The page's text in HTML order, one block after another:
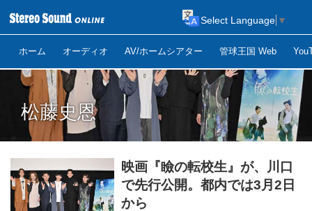
ホーム オーディオ AV/ホームシアター 管球王国 Web
Select Language ▼
松藤史恩
映画『瞼の転校生』が、川口
で先行公開。都内では3月2日
から